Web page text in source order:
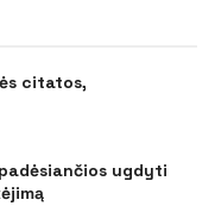
citatos,
ugdyti